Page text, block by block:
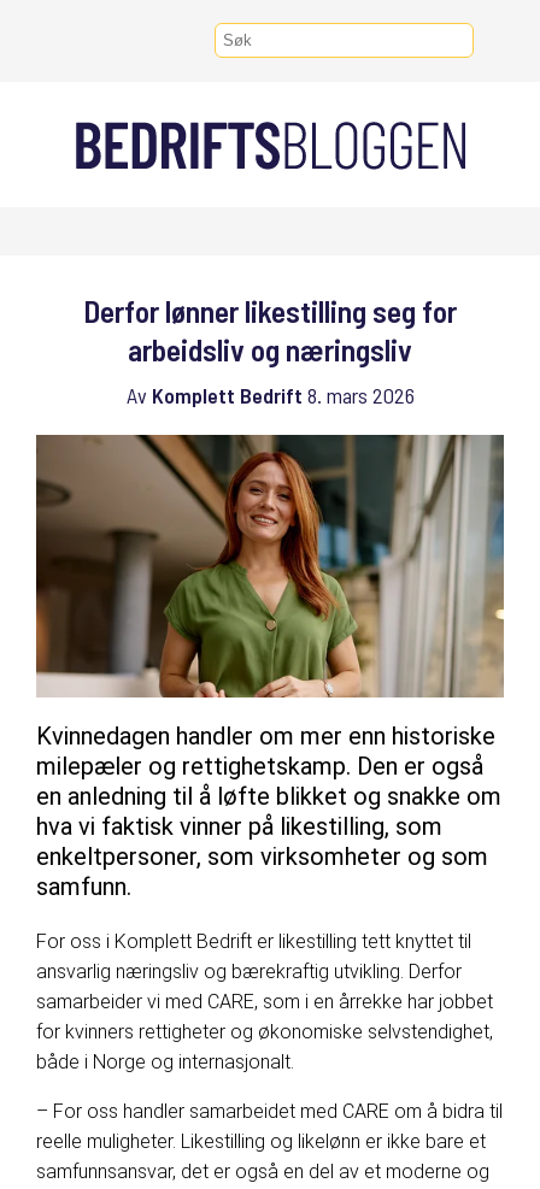
Derfor lønner likestilling seg for
arbeidsliv og næringsliv
Av Komplett Bedrift 8. mars 2026
Kvinnedagen handler om mer enn historiske
milepæler og rettighetskamp. Den er også
en anledning til å løfte blikket og snakke om
hva vi faktisk vinner på likestilling, som
enkeltpersoner, som virksomheter og som
samfunn.
For oss i Komplett Bedrift er likestilling tett knyttet til
ansvarlig næringsliv og bærekraftig utvikling. Derfor
samarbeider vi med CARE, som i en årrekke har jobbet
for kvinners rettigheter og økonomiske selvstendighet,
både i Norge og internasjonalt.
– For oss handler samarbeidet med CARE om å bidra til
reelle muligheter. Likestilling og likelønn er ikke bare et
samfunnsansvar, det er også en del av et moderne og